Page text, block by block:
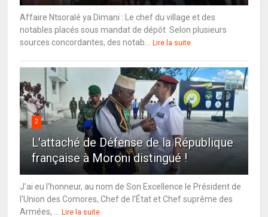
Affaire Ntsoralé ya Dimani : Le chef du village et des
notables placés sous mandat de dépôt Selon plusieurs
sources concordantes, des notab...
Lire la suite
2
L'attaché de Défense de la République
française à Moroni distingué !
J'ai eu l'honneur, au nom de Son Excellence le Président de
l'Union des Comores, Chef de l'État et Chef suprême des
Armées, ...
Lire la suite